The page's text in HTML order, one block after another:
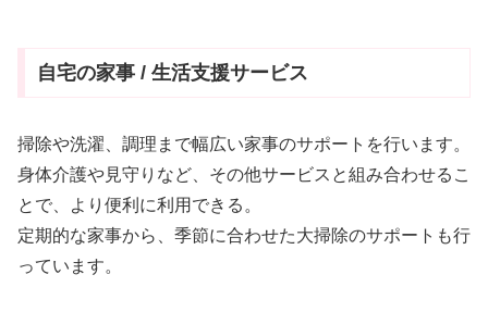
自宅の家事 / 生活支援サービス
掃除や洗濯、調理まで幅広い家事のサポートを行います。
身体介護や見守りなど、その他サービスと組み合わせるこ
とで、より便利に利用できる。
定期的な家事から、季節に合わせた大掃除のサポートも行
っています。